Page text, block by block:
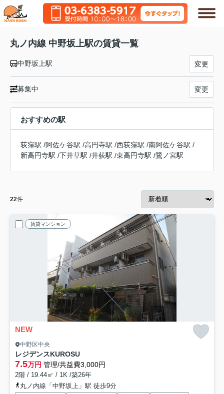
丸ノ内線 中野坂上駅の賃貸一覧
中野坂上駅 変更
募集中 変更
おすすめの駅
荻窪駅 /阿佐ケ谷駅 /高円寺駅 /西荻窪駅 /南阿佐ケ谷駅 /
新高円寺駅 /下井草駅 /井荻駅 /東高円寺駅 /鷺ノ宮駅
22件
賃貸マンション
NEW
中野区中央
レジデンスKUROSU
7.5万円 管理/共益費3,000円
2階 / 19.44㎡ / 1K /築26年
丸ノ内線「中野坂上」駅 徒歩9分